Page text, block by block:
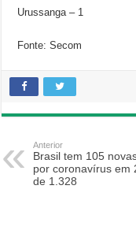
Urussanga – 1
Fonte: Secom
Anterior
Brasil tem 105
por coronavírus em
de 1.328